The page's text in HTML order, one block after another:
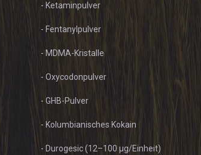
- Ketaminpulver
- Fentanylpulver
- MDMA-Kristalle
- Oxycodonpulver
- GHB-Pulver
- Kolumbianisches Kokain
- Durogesic (12–100 µg/Einheit)